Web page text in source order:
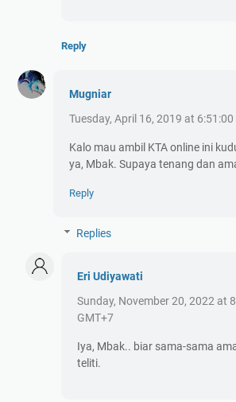
Reply
Mugniar
Tuesday, April 16, 2019 at
Kalo mau ambil KTA online ini
ya, Mbak. Supaya tenang dan
Reply
Replies
Eri Udiyawati
Sunday, November 20, 2022 at
GMT+7
Iya, Mbak.. biar sama-sama
teliti.